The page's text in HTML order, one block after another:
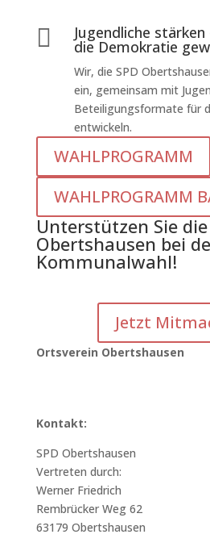
 Jugendliche
die Demokratie
Wir, die SPD
ein, gemeinsam mit
Beteiligungsformate für
entwickeln.
WAHLPROGRAMM
WAHLPROGRAMM
Unterstützen Sie die
Obertshausen bei
Kommunalwahl!
Jetzt
Ortsverein Obertshausen
Kontakt:
SPD Obertshausen
Vertreten durch:
Werner Friedrich
Rembrücker Weg 62
63179 Obertshausen